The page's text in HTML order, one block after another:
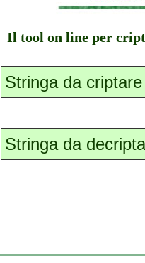
Il tool on line per